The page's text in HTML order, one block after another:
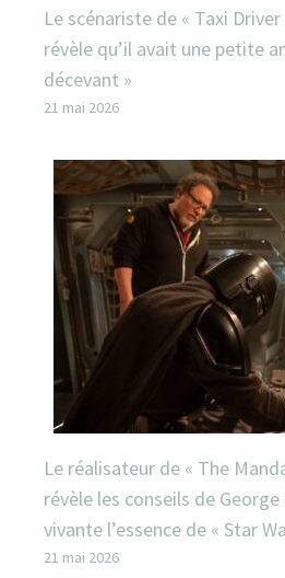
Le scénariste de « Taxi Driver
révèle qu’il avait une petite
décevant »
21 mai 2026
Le réalisateur de « The
révèle les conseils de
vivante l’essence de « Star
21 mai 2026